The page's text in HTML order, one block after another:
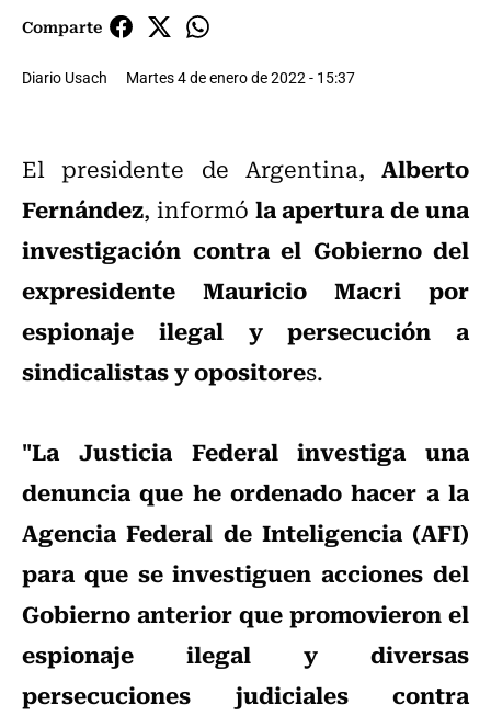
Comparte
Diario Usach Martes 4 de enero de 2022 - 15:37
El presidente de Argentina, Alberto
Fernández, informó la apertura de una
investigación contra el Gobierno del
expresidente Mauricio Macri por
espionaje ilegal y persecución a
sindicalistas y opositores.
"La Justicia Federal investiga una
denuncia que he ordenado hacer a la
Agencia Federal de Inteligencia (AFI)
para que se investiguen acciones del
Gobierno anterior que promovieron el
espionaje ilegal y diversas
persecuciones judiciales contra